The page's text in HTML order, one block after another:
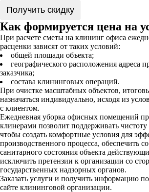
Получить скидку
Как формируется цена на
При расчете сметы на клининг офиса
расценки зависят от таких условий:
общей площади объекта;
географического расположения адреса
заказчика;
состава клининговых операций.
При очистке масштабных объектов,
назначаться индивидуально, исходя из
с клиентом.
Ежедневная уборка офисных помещений
клинерами позволит поддерживать чистоту
чтобы создать комфортные условия для
производственного процесса, обеспечить
санитарного состояния объекта
исключить претензии к организации со
государственных надзорных органов.
Заказать услуги и получить информацию
сайте клининговой организации.